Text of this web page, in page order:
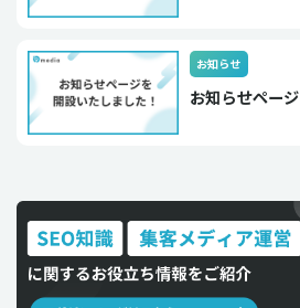
お知らせ
お知らせペー